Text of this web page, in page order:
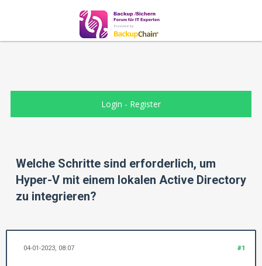
Login - Register
Welche Schritte sind erforderlich, um
Hyper-V mit einem lokalen Active Directory
zu integrieren?
#1
04-01-2023, 08:07